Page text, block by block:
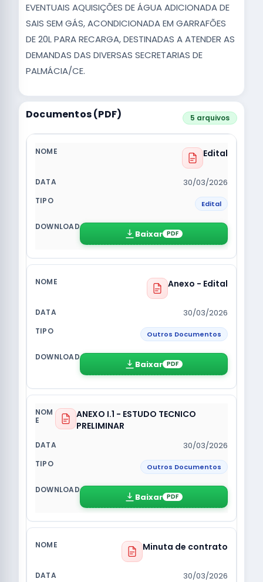
EVENTUAIS AQUISIÇÕES DE ÁGUA ADICIONADA DE
SAIS SEM GÁS, ACONDICIONADA EM GARRAFÕES
DE 20L PARA RECARGA, DESTINADAS A ATENDER AS
DEMANDAS DAS DIVERSAS SECRETARIAS DE
PALMÁCIA/CE.
Documentos (PDF) 5 arquivos
Edital
30/03/2026
Edital
Baixar PDF
Anexo - Edital
30/03/2026
Outros Documentos
Baixar PDF
ANEXO I.1 - ESTUDO TECNICO
PRELIMINAR
30/03/2026
Outros Documentos
Baixar PDF
Minuta de contrato
30/03/2026